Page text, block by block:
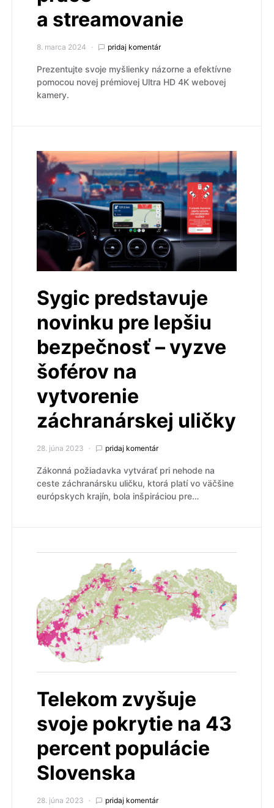
a streamovanie
8. marca 2024 pridaj komentár
Prezentujte svoje myšlienky názorne a efektívne
pomocou novej prémiovej Ultra HD 4K webovej
kamery.
Sygic predstavuje
novinku pre lepšiu
bezpečnosť – vyzve
šoférov na
vytvorenie
záchranárskej uličky
28. júna 2023 pridaj komentár
Zákonná požiadavka vytvárať pri nehode na
ceste záchranársku uličku, ktorá platí vo väčšine
európskych krajín, bola inšpiráciou pre…
Telekom zvyšuje
svoje pokrytie na 43
percent populácie
Slovenska
28. júna 2023 pridaj komentár